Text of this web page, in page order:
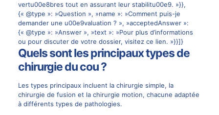
vertu00e8bres tout en assurant leur stabilitu00e9. »}},
{« @type »: »Question », »name »: »Comment puis-je
demander une u00e9valuation ? », »acceptedAnswer »:
{« @type »: »Answer », »text »: »Pour plus d’informations
ou pour discuter de votre dossier, visitez ce lien. »}}]}
Quels sont les principaux types de
chirurgie du cou ?
Les types principaux incluent la chirurgie simple, la
chirurgie de fusion et la chirurgie motion, chacune adaptée
à différents types de pathologies.